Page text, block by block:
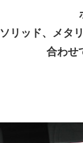
ソリッド、メタ
合わせ